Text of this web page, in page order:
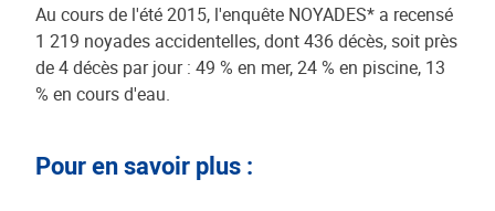
Au cours de l'été 2015, l'enquête NOYADES* a recensé
1 219 noyades accidentelles, dont 436 décès, soit près
de 4 décès par jour : 49 % en mer, 24 % en piscine, 13
% en cours d'eau.
Pour en savoir plus :